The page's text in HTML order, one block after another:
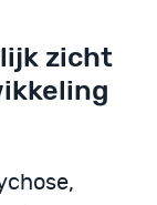
zicht